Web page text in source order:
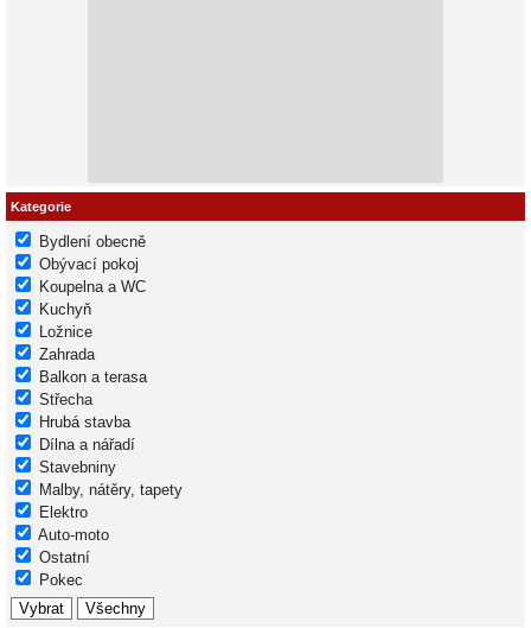
Kategorie
Bydlení obecně
Obývací pokoj
Koupelna a WC
Kuchyň
Ložnice
Zahrada
Balkon a terasa
Střecha
Hrubá stavba
Dílna a nářadí
Stavebniny
Malby, nátěry, tapety
Elektro
Auto-moto
Ostatní
Pokec